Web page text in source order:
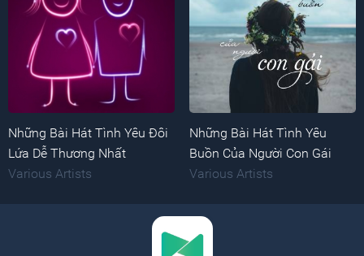
Những Bài Hát Tình Yêu Đôi
Lứa Dễ Thương Nhất
Various Artists
Những Bài Hát Tình Yêu
Buồn Của Người Con Gái
Various Artists